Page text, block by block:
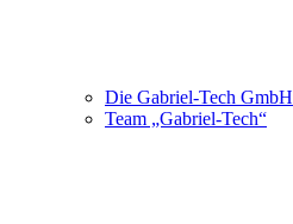
Die Gabriel-Tech GmbH
Team „Gabriel-Tech“